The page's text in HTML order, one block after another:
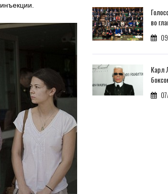
во
Карл